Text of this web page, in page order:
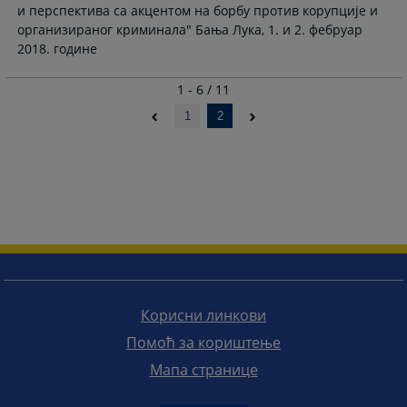
и перспектива са акцентом на борбу против корупције и
организираног криминала" Бања Лука, 1. и 2. фебруар
2018. године
1 - 6 / 11
1 2
Корисни линкови
Помоћ за кориштење
Мапа странице